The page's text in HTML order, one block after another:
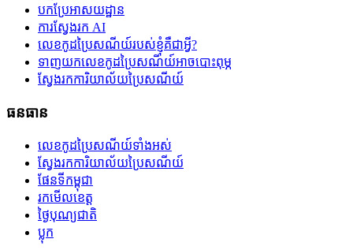
បកប្រែអាសយដ្ឋាន
ការស្វែងរក AI
លេខកូដប្រៃសណីយ៍របស់ខ្ញុំគឺជាអ្វី?
ទាញយកលេខកូដប្រៃសណីយ៍អាចបោះពុម្ភ
ស្វែងរកការិយាល័យប្រៃសណីយ៍
ធនធាន
លេខកូដប្រៃសណីយ៍ទាំងអស់
ស្វែងរកការិយាល័យប្រៃសណីយ៍
ផែនទីកម្ពុជា
រកមើលខេត្ត
ថ្ងៃបុណ្យជាតិ
ប្លុក